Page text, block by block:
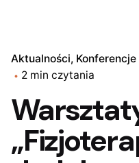
Aktualności
2 min czytania